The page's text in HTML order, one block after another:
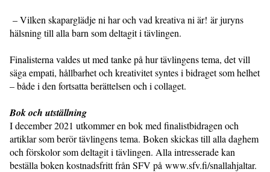
– Vilken skaparglädje ni har och vad kreativa ni är! är juryns
hälsning till alla barn som deltagit i tävlingen.
Finalisterna valdes ut med tanke på hur tävlingens tema, det vill
säga empati, hållbarhet och kreativitet syntes i bidraget som helhet
– både i den fortsatta berättelsen och i collaget.
Bok och utställning
I december 2021 utkommer en bok med finalistbidragen och
artiklar som berör tävlingens tema. Boken skickas till alla daghem
och förskolor som deltagit i tävlingen. Alla intresserade kan
beställa boken kostnadsfritt från SFV på www.sfv.fi/snallahjaltar.